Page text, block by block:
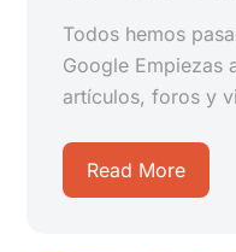
Todos hemos
Google Empiezas
artículos, foros y
Read More